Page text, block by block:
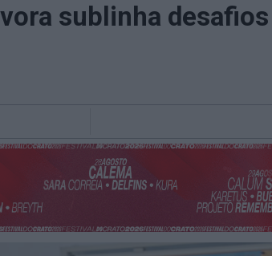
sublinha